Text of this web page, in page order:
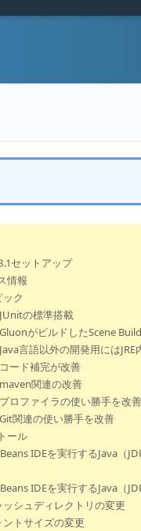
セットアップ
情報
ック
JUnitの標準搭載
GluonがビルドしたScene
Java言語以外の開発用には
コード補完が改善
maven関連の改善
プロファイラの使い勝手を改善
Git関連の使い勝手を改善
ール
IDEを実行するJava（
IDEを実行するJava（
ッシュディレクトリの変更
ントサイズの変更